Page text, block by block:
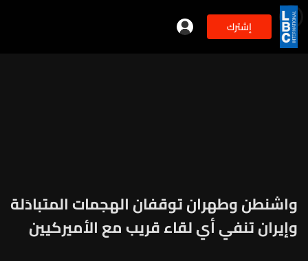
إشترك 3min
واشنطن وطهران توقفان الهجمات المتبادَلة
وإيران تنفي أي لقاء قريب مع الأميركيين